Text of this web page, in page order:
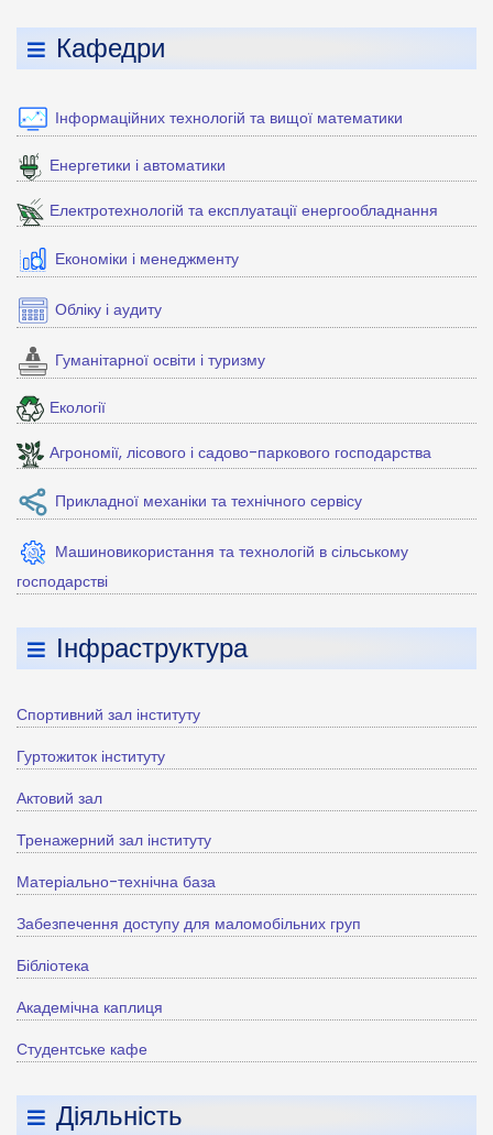
Кафедри
Інформаційних технологій та вищої математики
Енергетики і автоматики
Електротехнологій та експлуатації енергообладнання
Економіки і менеджменту
Обліку і аудиту
Гуманітарної освіти і туризму
Екології
Агрономії, лісового і садово-паркового господарства
Прикладної механіки та технічного сервісу
Машиновикористання та технологій в сільському
господарстві
Інфраструктура
Спортивний зал інституту
Гуртожиток інституту
Актовий зал
Тренажерний зал інституту
Матеріально-технічна база
Забезпечення доступу для маломобільних груп
Бібліотека
Академічна каплиця
Студентське кафе
Діяльність